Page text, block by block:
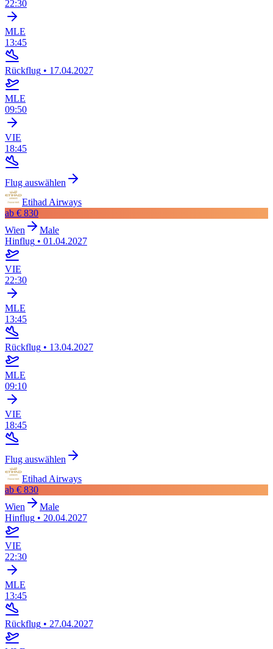
22:30
MLE
13:45
Rückflug • 17.04.2027
MLE
09:50
VIE
18:45
Flug auswählen
Etihad Airways
ab € 830
Wien
Male
Hinflug • 01.04.2027
VIE
22:30
MLE
13:45
Rückflug • 13.04.2027
MLE
09:10
VIE
18:45
Flug auswählen
Etihad Airways
ab € 830
Wien
Male
Hinflug • 20.04.2027
VIE
22:30
MLE
13:45
Rückflug • 27.04.2027